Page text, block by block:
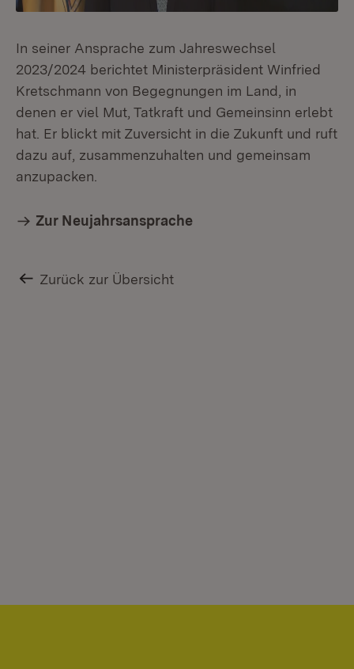
In seiner Ansprache zum Jahreswechsel
2023/2024 berichtet Ministerpräsident Winfried
Kretschmann von Begegnungen im Land, in
denen er viel Mut, Tatkraft und Gemeinsinn erlebt
hat. Er blickt mit Zuversicht in die Zukunft und ruft
dazu auf, zusammenzuhalten und gemeinsam
anzupacken.
Zur Neujahrsansprache
Zurück zur Übersicht